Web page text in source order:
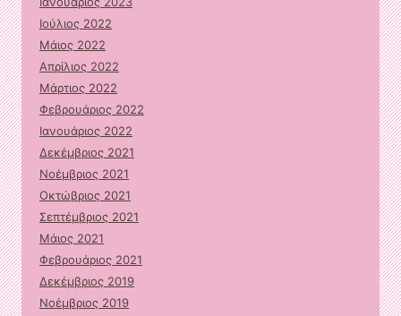
Ιούλιος 2022
Μάιος 2022
Απρίλιος 2022
Μάρτιος 2022
Φεβρουάριος 2022
Ιανουάριος 2022
Δεκέμβριος 2021
Νοέμβριος 2021
Οκτώβριος 2021
Σεπτέμβριος 2021
Μάιος 2021
Φεβρουάριος 2021
Δεκέμβριος 2019
Νοέμβριος 2019